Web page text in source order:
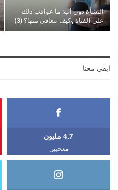
النشأة دون أب: ما عواقب ذلك
على الفتاة وكيف تتعافى منها؟ (3)
ابقى معنا
4.7 مليون
معجبين